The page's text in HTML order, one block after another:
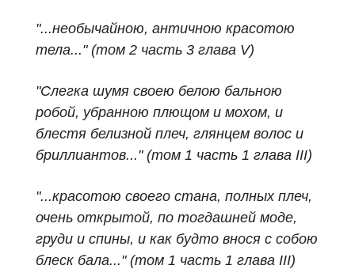
"...необычайною, античною красотою
тела..." (том 2 часть 3 глава V)
"Слегка шумя своею белою бальною
робой, убранною плющом и мохом, и
блестя белизной плеч, глянцем волос и
бриллиантов..." (том 1 часть 1 глава III)
"...красотою своего стана, полных плеч,
очень открытой, по тогдашней моде,
груди и спины, и как будто внося с собою
блеск бала..." (том 1 часть 1 глава III)